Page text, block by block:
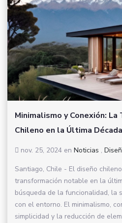
Minimalismo y Conexión:
Chileno en la Última Década
nov. 25, 2024 en Noticias ,
Santiago, Chile - El diseño
transformación notable en la
búsqueda de la funcionalidad, la
con el entorno. El minimalismo,
simplicidad y la reducción de